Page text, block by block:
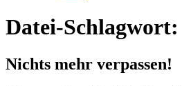
Datei-Schlagwort:
Nichts mehr verpassen!